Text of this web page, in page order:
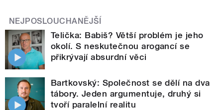
NEJPOSLOUCHANĚJŠÍ
Telička: Babiš? Větší problém je jeho
okolí. S neskutečnou arogancí se
přikrývají absurdní věci
Bartkovský: Společnost se dělí na dva
tábory. Jeden argumentuje, druhý si
tvoří paralelní realitu